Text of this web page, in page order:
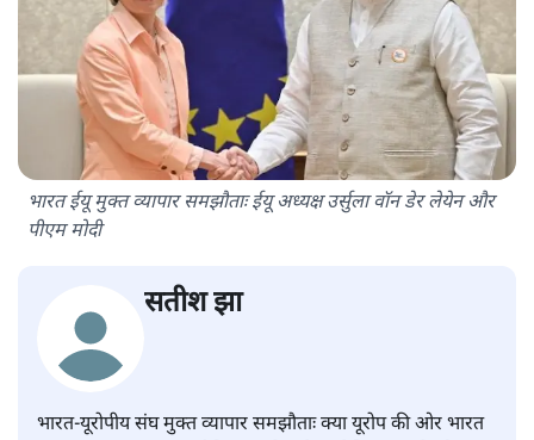
भारत ईयू मुक्त व्यापार समझौताः ईयू अध्यक्ष उर्सुला वॉन डेर लेयेन और
पीएम मोदी
सतीश झा
भारत-यूरोपीय संघ मुक्त व्यापार समझौताः क्या यूरोप की ओर भारत